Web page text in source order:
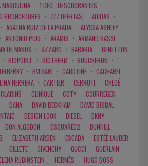
MASCULINA · 1 DEO - DESODORANTES ·
BRONCEDORES · 777 OFERTAS · ADIDAS ·
· AGATHA RUIZ DE LA PRADA · ALYSSA ASHLEY ·
· ANTONIO PUIG · ARAMIS · ARMAND BASSI ·
DE MANOS · AZZARO · BABARIA · BENETTON
· BIOPOINT · BIOTHERM · BOUCHERON ·
· BVLGARI · CABOTINE · CACHAREL ·
HERRERA · CARTIER · CERRUTI · CHLOÉ ·
CLARINS · CLINIQUE · COTY · COURREGES ·
· DANA · DAVID BECKHAM · DAVID BISBAL ·
· DESIGN LOOK · DIESEL · DKNY ·
· DON ALGODON · DSQUARED2 · DUNHILL ·
· ELIZABETH ARDEN · ESCADA · ESTÉE LAUDER
· GILLETE · GIVENCHY · GUCCI · GUERLAIN ·
RUBINSTEIN · HERMÈS · HUGO BOSS ·